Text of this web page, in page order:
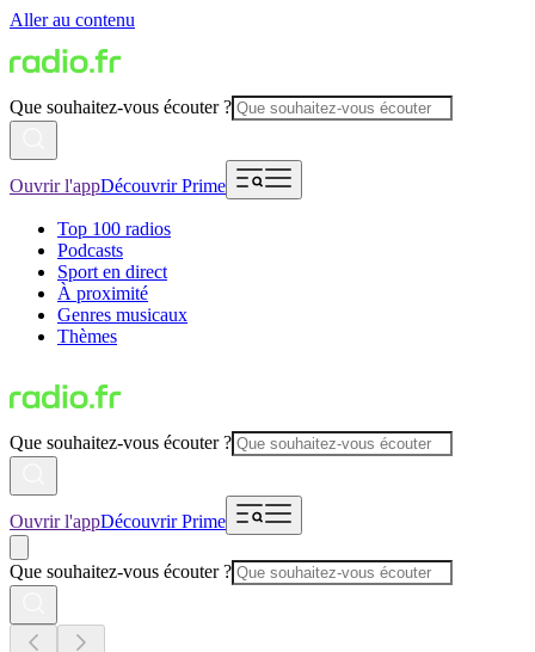
Aller au contenu
Que souhaitez-vous écouter ?
Ouvrir l'appDécouvrir Prime
Top 100 radios
Podcasts
Sport en direct
À proximité
Genres musicaux
Thèmes
Que souhaitez-vous écouter ?
Ouvrir l'appDécouvrir Prime
Que souhaitez-vous écouter ?